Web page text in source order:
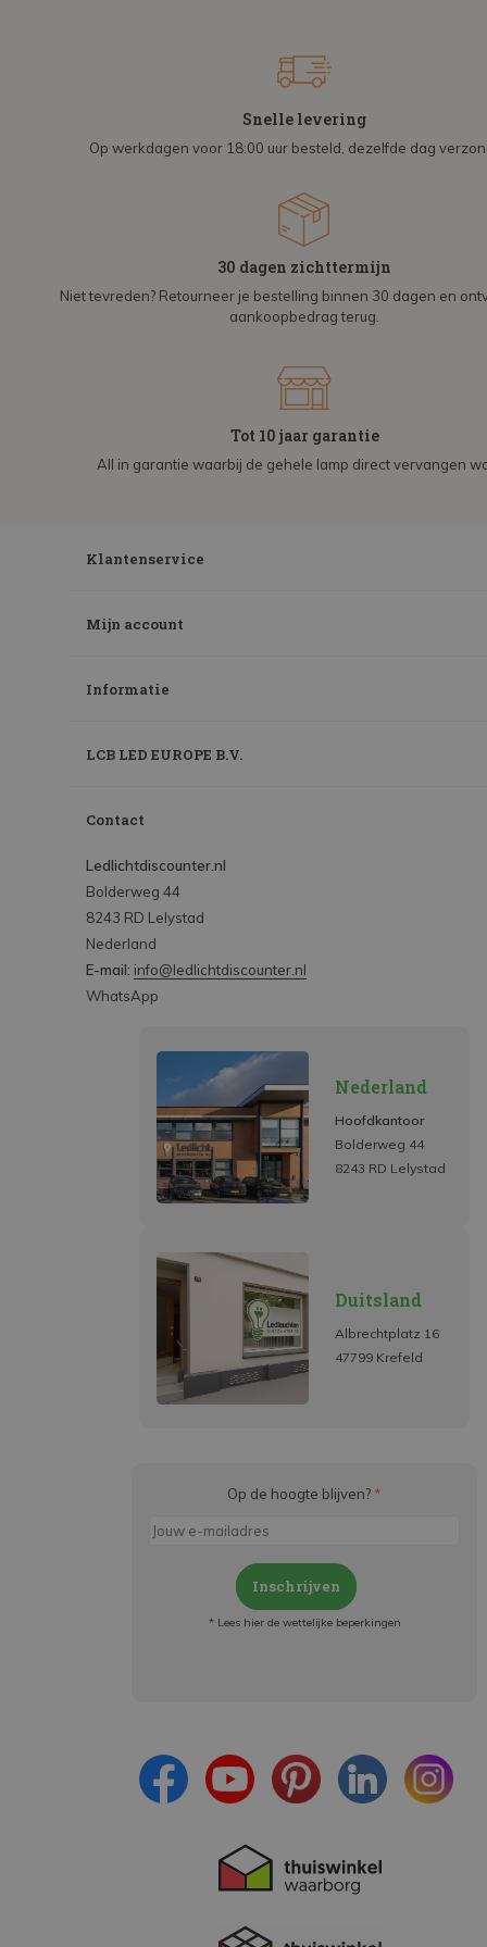
Snelle levering
Op werkdagen voor 18:00 uur besteld, dezelfde dag
30 dagen zichttermijn
Niet tevreden? Retourneer je bestelling binnen 30 dagen en
aankoopbedrag terug.
Tot 10 jaar garantie
All in garantie waarbij de gehele lamp direct vervangen
Klantenservice
Mijn account
Informatie
LCB LED EUROPE B.V.
Contact
Ledlichtdiscounter.nl
Bolderweg 44
8243 RD Lelystad
Nederland
E-mail: info@ledlichtdiscounter.nl
WhatsApp
Nederland
Hoofdkantoor
Bolderweg 44
8243 RD Lelystad
Duitsland
Albrechtplatz 16
47799 Krefeld
Op de hoogte blijven? *
Inschrijven
* Lees hier de wettelijke beperkingen